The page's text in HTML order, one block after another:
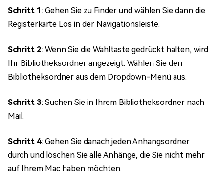
Schritt 1: Gehen Sie zu Finder und wählen Sie dann die
Registerkarte Los in der Navigationsleiste.
Schritt 2: Wenn Sie die Wahltaste gedrückt halten, wird
Ihr Bibliotheksordner angezeigt. Wählen Sie den
Bibliotheksordner aus dem Dropdown-Menü aus.
Schritt 3: Suchen Sie in Ihrem Bibliotheksordner nach
Mail.
Schritt 4: Gehen Sie danach jeden Anhangsordner
durch und löschen Sie alle Anhänge, die Sie nicht mehr
auf Ihrem Mac haben möchten.